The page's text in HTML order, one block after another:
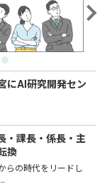
にAI研究開発セン
・課長・係長・主
換
らの時代をリードし